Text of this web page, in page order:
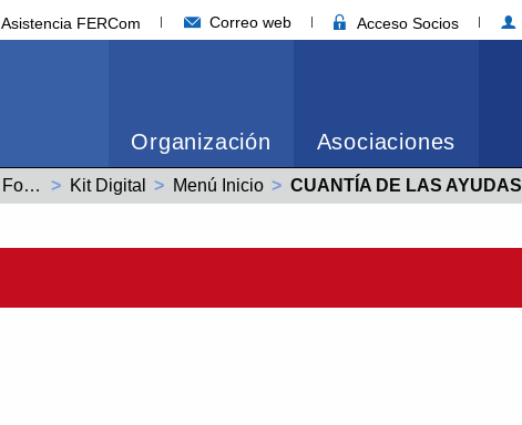
Asistencia FERCom Correo web Acceso Socios
Organización Asociaciones
Oficina Técnica de Fondos Europeos Kit Digital Menú Inicio Actual:
CUANTÍA DE LAS AYUDAS